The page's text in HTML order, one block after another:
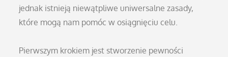
jednak istnieją niewątpliwe uniwersalne zasady,
które mogą nam pomóc w osiągnięciu celu.
Pierwszym krokiem jest stworzenie pewności